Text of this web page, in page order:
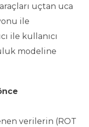
uçtan uca
ile
ile kullanıcı
modeline
verilerin (ROT